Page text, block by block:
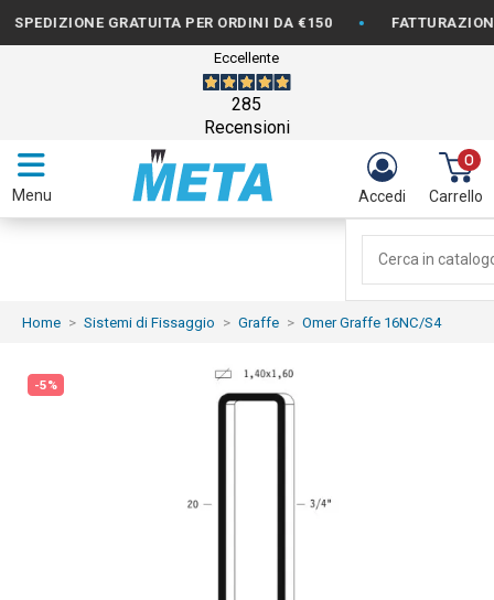
GRATUITA PER ORDINI DA €150 • FATTURAZIONE
Eccellente
285
Recensioni
Menu Accedi
0
Carrello
Home Sistemi di Fissaggio Graffe Omer Graffe 16NC/S4
-5%